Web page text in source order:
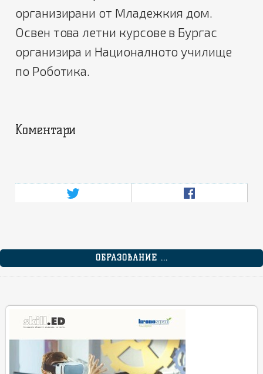
организирани от Младежкия дом.
Освен това летни курсове в Бургас
организира и Националното училище
по Роботика.
Коментари
ОБРАЗОВАНИЕ ...